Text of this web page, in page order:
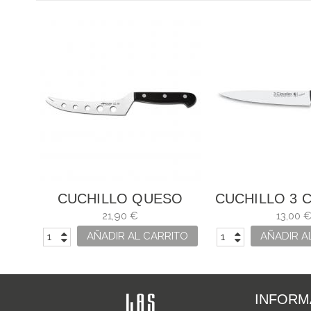
CUCHILLO QUESO
ARCOS
21,90 €
AÑADIR AL CARRITO
CUCHILLO 3
PARA
PESCADO
13,00 €
AÑADIR